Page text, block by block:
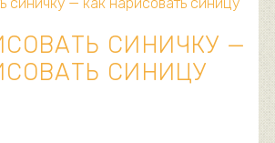
СИНИЧКУ —
СИНИЦУ